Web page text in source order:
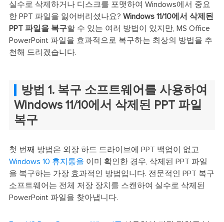
실수로 삭제하거나 디스크를 포맷하여 Windows에서 중요
한 PPT 파일을 잃어버리셨나요? Windows 11/10에서 삭제된
PPT 파일을 복구할 수 있는 여러 방법이 있지만, MS Office
PowerPoint 파일을 효과적으로 복구하는 최상의 방법을 추
천해 드리겠습니다.
방법 1. 복구 소프트웨어를 사용하여
Windows 11/10에서 삭제된 PPT 파일
복구
첫 번째 방법은 외장 하드 드라이브에 PPT 백업이 없고
Windows 10 휴지통을 이미 확인한 경우, 삭제된 PPT 파일
을 복구하는 가장 효과적인 방법입니다. 전문적인 PPT 복구
소프트웨어는 전체 저장 장치를 스캔하여 실수로 삭제된
PowerPoint 파일을 찾아냅니다.